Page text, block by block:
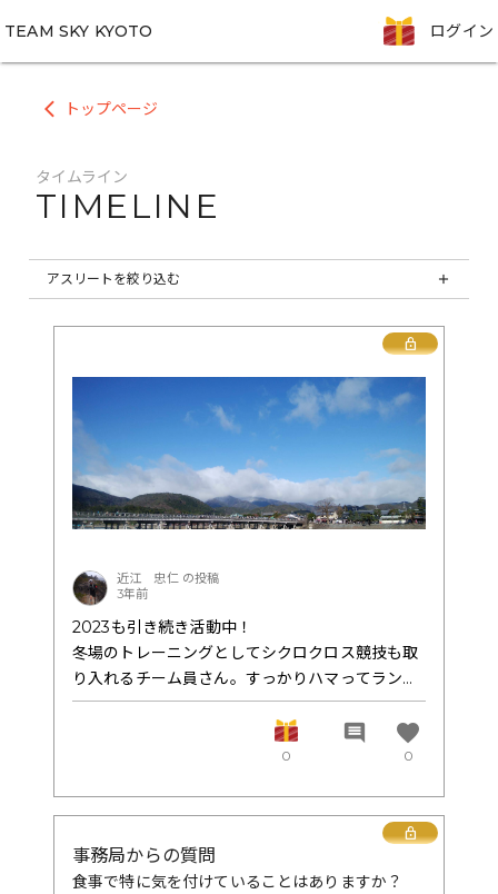
TEAM SKY KYOTO ログイン
arrow_back_ios トップページ
タイムライン
TIMELINE
アスリートを絞り込む add
近江 忠仁 の投稿
3年前
2023も引き続き活動中！
冬場のトレーニングとしてシクロクロス競技も取
り入れるチーム員さん。すっかりハマってランニ
ングの方がおろそかに…？ペダリングとランニン
グでは使う筋肉が少々違うが股関節の動きは同じ
これが最初の一歩ですね、
これから季節も少しづつ暖かくなってくれば身体
0
comment favorite
0
Lock
事務局からの質問
食事で特に気を付けていることはありますか？
Lock